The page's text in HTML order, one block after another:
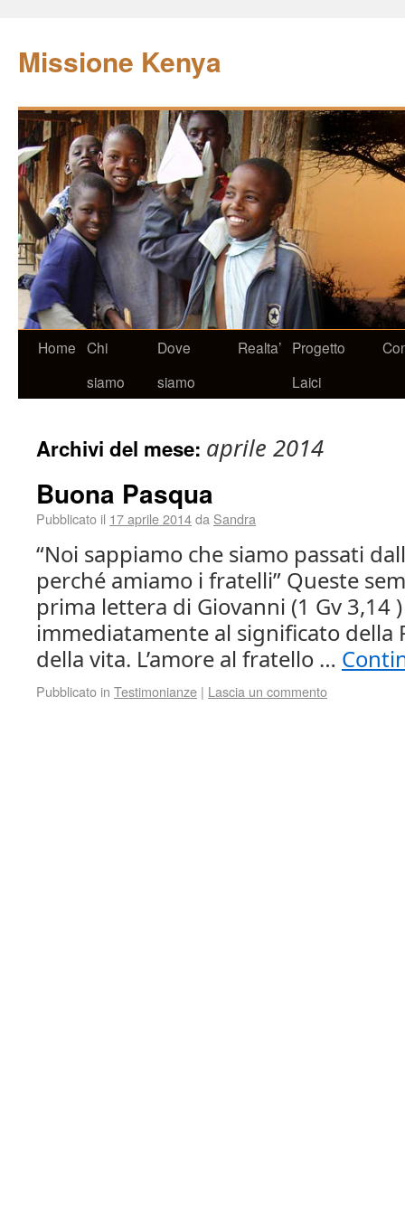
Missione Kenya
Home Chi
siamo
Dove
siamo
Realta’ Progetto
Laici
Archivi del mese: aprile 2014
Buona Pasqua
Pubblicato il 17 aprile 2014da Sandra
“Noi sappiamo che siamo passati
perché amiamo i fratelli” Queste
prima lettera di Giovanni (1 Gv 3,14
immediatamente al significato della
della vita. L’amore al fratello …
Pubblicato in Testimonianze | Lascia un commento